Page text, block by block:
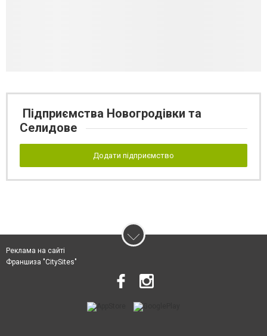
Підприємства Новогродівки та
Селидове
Додати підприємство
Реклама на сайті
Франшиза "CitySites"